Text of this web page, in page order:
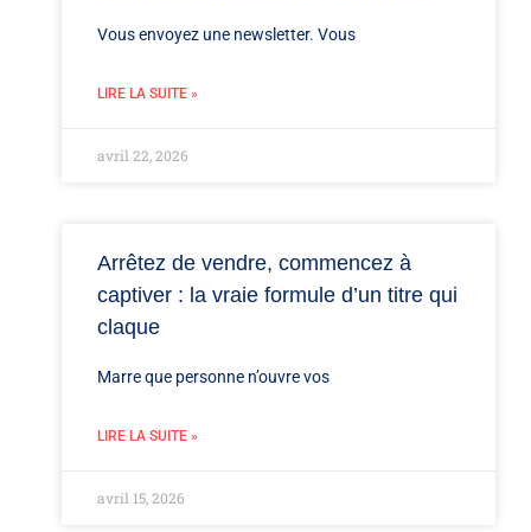
Vous envoyez une newsletter. Vous
LIRE LA SUITE »
avril 22, 2026
Arrêtez de vendre, commencez à
captiver : la vraie formule d’un titre qui
claque
Marre que personne n’ouvre vos
LIRE LA SUITE »
avril 15, 2026